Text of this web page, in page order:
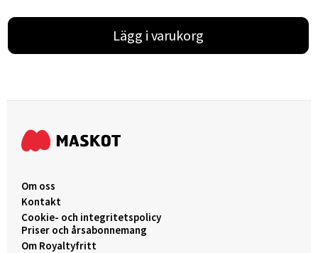
Lägg i varukorg
Om oss
Kontakt
Cookie- och integritetspolicy
Priser och årsabonnemang
Om Royaltyfritt